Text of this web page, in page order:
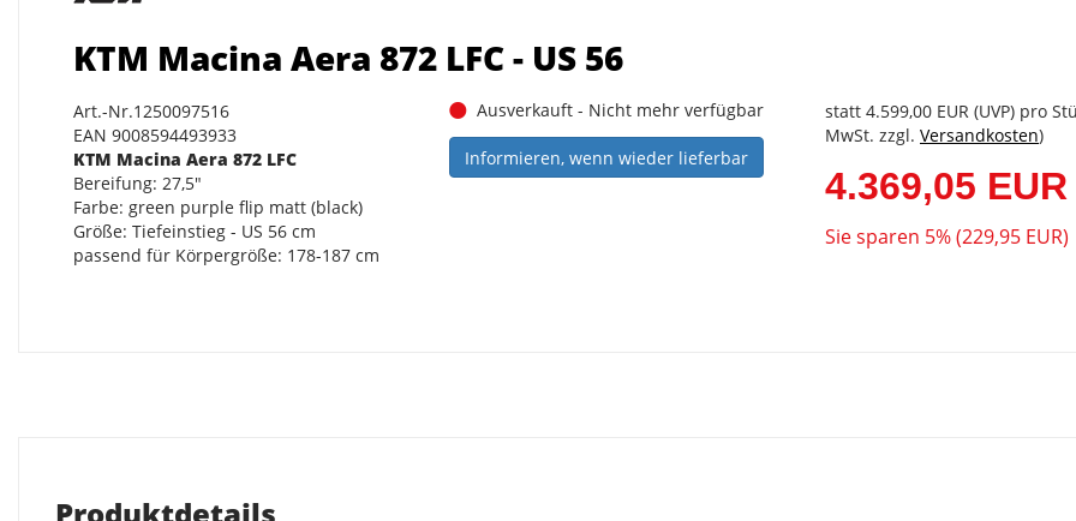
KTM Macina Aera 872 LFC - US 56
Art.-Nr.1250097516
EAN 9008594493933
KTM Macina Aera 872 LFC
Bereifung: 27,5"
Farbe: green purple flip matt (black)
Größe: Tiefeinstieg - US 56 cm
passend für Körpergröße: 178-187 cm
Ausverkauft - Nicht mehr verfügbar
Informieren, wenn wieder lieferbar
statt 4.599,00 EUR (UVP) pro
MwSt. zzgl. Versandkosten)
4.369,05 EUR
Sie sparen 5% (229,95 EUR)